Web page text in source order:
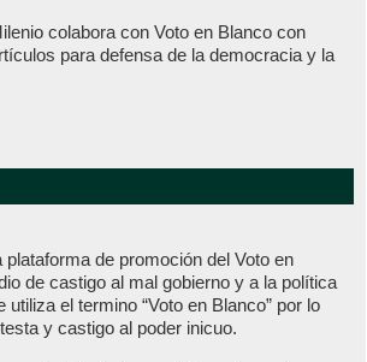
colabora con Voto en Blanco con
para defensa de la democracia y la
plataforma de promoción del Voto en
de castigo al mal gobierno y a la política
utiliza el termino “Voto en Blanco” por lo
y castigo al poder inicuo.